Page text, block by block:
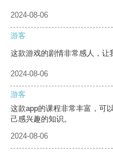
2024-08-06
游客
这款游戏的剧情非常感人，让
2024-08-06
游客
这款app的课程非常丰富，可
己感兴趣的知识。
2024-08-06